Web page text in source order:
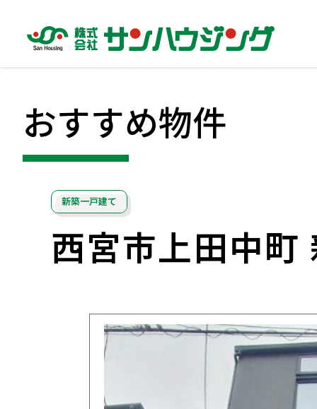
おすすめ物件
新築一戸建て
西宮市上田中町